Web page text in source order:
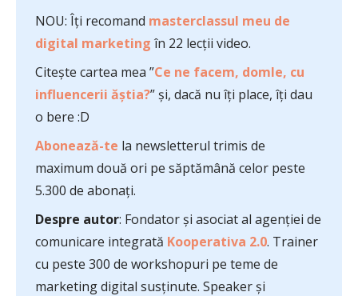
NOU: Îți recomand masterclassul meu de
digital marketing în 22 lecții video.
Citește cartea mea ”Ce ne facem, domle, cu
influencerii ăștia?” și, dacă nu îți place, îți dau
o bere :D
Abonează-te la newsletterul trimis de
maximum două ori pe săptămână celor peste
5.300 de abonați.
Despre autor: Fondator și asociat al agenției de
comunicare integrată Kooperativa 2.0. Trainer
cu peste 300 de workshopuri pe teme de
marketing digital susținute. Speaker și